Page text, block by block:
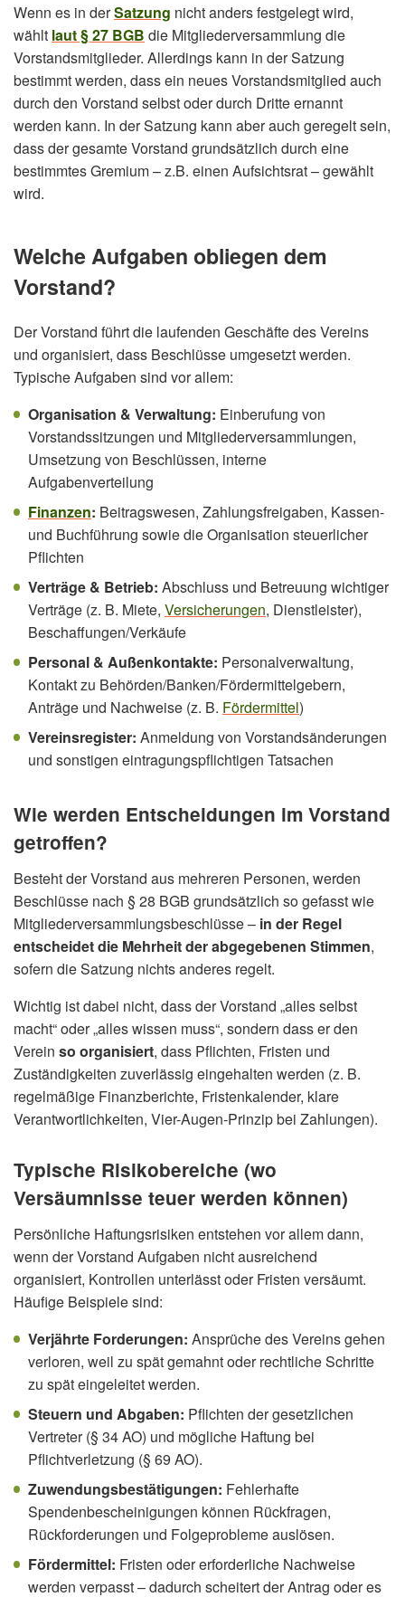
Wenn es in derSatzung nicht anders festgelegt wird,
wählt laut § 27 BGB die Mitgliederversammlung die
Vorstandsmitglieder. Allerdings kann in der Satzung
bestimmt werden, dass ein neues Vorstandsmitglied auch
durch den Vorstand selbst oder durch Dritte ernannt
werden kann. In der Satzung kann aber auch geregelt sein,
dass der gesamte Vorstand grundsätzlich durch eine
bestimmtes Gremium – z.B. einen Aufsichtsrat – gewählt
wird.
Welche Aufgaben obliegen dem
Vorstand?
Der Vorstand führt die laufenden Geschäfte des Vereins
und organisiert, dass Beschlüsse umgesetzt werden.
Typische Aufgaben sind vor allem:
Organisation & Verwaltung: Einberufung von
Vorstandssitzungen und Mitgliederversammlungen,
Umsetzung von Beschlüssen, interne
Aufgabenverteilung
Finanzen: Beitragswesen, Zahlungsfreigaben, Kassen-
und Buchführung sowie die Organisation steuerlicher
Pflichten
Verträge & Betrieb: Abschluss und Betreuung wichtiger
Verträge (z. B. Miete, Versicherungen, Dienstleister),
Beschaffungen/Verkäufe
Personal & Außenkontakte: Personalverwaltung,
Kontakt zu Behörden/Banken/Fördermittelgebern,
Anträge und Nachweise (z. B. Fördermittel)
Vereinsregister: Anmeldung von Vorstandsänderungen
und sonstigen eintragungspflichtigen Tatsachen
Wie werden Entscheidungen im Vorstand
getroffen?
Besteht der Vorstand aus mehreren Personen, werden
Beschlüsse nach § 28 BGB grundsätzlich so gefasst wie
Mitgliederversammlungsbeschlüsse – in der Regel
entscheidet die Mehrheit der abgegebenen Stimmen,
sofern die Satzung nichts anderes regelt.
Wichtig ist dabei nicht, dass der Vorstand „alles selbst
macht“ oder „alles wissen muss“, sondern dass er den
Verein so organisiert, dass Pflichten, Fristen und
Zuständigkeiten zuverlässig eingehalten werden (z. B.
regelmäßige Finanzberichte, Fristenkalender, klare
Verantwortlichkeiten, Vier-Augen-Prinzip bei Zahlungen).
Typische Risikobereiche (wo
Versäumnisse teuer werden können)
Persönliche Haftungsrisiken entstehen vor allem dann,
wenn der Vorstand Aufgaben nicht ausreichend
organisiert, Kontrollen unterlässt oder Fristen versäumt.
Häufige Beispiele sind:
Verjährte Forderungen: Ansprüche des Vereins gehen
verloren, weil zu spät gemahnt oder rechtliche Schritte
zu spät eingeleitet werden.
Steuern und Abgaben: Pflichten der gesetzlichen
Vertreter (§ 34 AO) und mögliche Haftung bei
Pflichtverletzung (§ 69 AO).
Zuwendungsbestätigungen: Fehlerhafte
Spendenbescheinigungen können Rückfragen,
Rückforderungen und Folgeprobleme auslösen.
Fördermittel: Fristen oder erforderliche Nachweise
werden verpasst – dadurch scheitert der Antrag oder es